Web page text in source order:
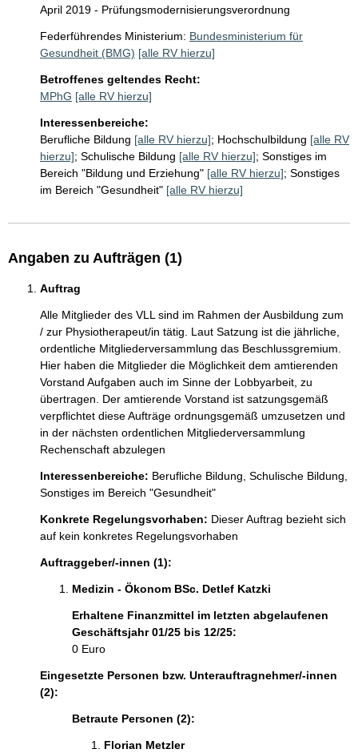
April 2019 - Prüfungsmodernisierungsverordnung
Federführendes Ministerium: Bundesministerium für
Gesundheit (BMG) [alle RV hierzu]
Betroffenes geltendes Recht:
MPhG [alle RV hierzu]
Interessenbereiche:
Berufliche Bildung [alle RV hierzu]; Hochschulbildung [alle RV
hierzu]; Schulische Bildung [alle RV hierzu]; Sonstiges im
Bereich "Bildung und Erziehung" [alle RV hierzu]; Sonstiges
im Bereich "Gesundheit" [alle RV hierzu]
Angaben zu Aufträgen (1)
Auftrag
Alle Mitglieder des VLL sind im Rahmen der Ausbildung zum
/ zur Physiotherapeut/in tätig. Laut Satzung ist die jährliche,
ordentliche Mitgliederversammlung das Beschlussgremium.
Hier haben die Mitglieder die Möglichkeit dem amtierenden
Vorstand Aufgaben auch im Sinne der Lobbyarbeit, zu
übertragen. Der amtierende Vorstand ist satzungsgemäß
verpflichtet diese Aufträge ordnungsgemäß umzusetzen und
in der nächsten ordentlichen Mitgliederversammlung
Rechenschaft abzulegen
Interessenbereiche: Berufliche Bildung, Schulische Bildung,
Sonstiges im Bereich "Gesundheit"
Konkrete Regelungsvorhaben: Dieser Auftrag bezieht sich
auf kein konkretes Regelungsvorhaben
Auftraggeber/-innen (1):
Medizin - Ökonom BSc. Detlef Katzki
Erhaltene Finanzmittel im letzten abgelaufenen
Geschäftsjahr 01/25 bis 12/25:
0 Euro
Eingesetzte Personen bzw. Unterauftragnehmer/-innen
(2):
Betraute Personen (2):
Florian Metzler